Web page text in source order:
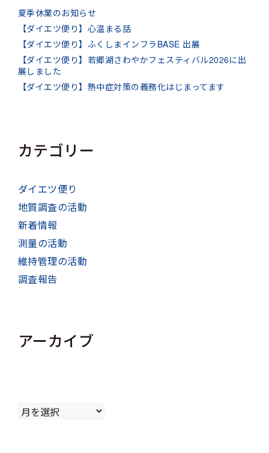
夏季休業のお知らせ
【ダイエツ便り】心温まる話
【ダイエツ便り】ふくしまインフラBASE 出展
【ダイエツ便り】若郷湖さわやかフェスティバル2026に出
展しました
【ダイエツ便り】熱中症対策の義務化はじまってます
カテゴリー
ダイエツ便り
地質調査の活動
新着情報
測量の活動
維持管理の活動
調査報告
アーカイブ
ア
ー